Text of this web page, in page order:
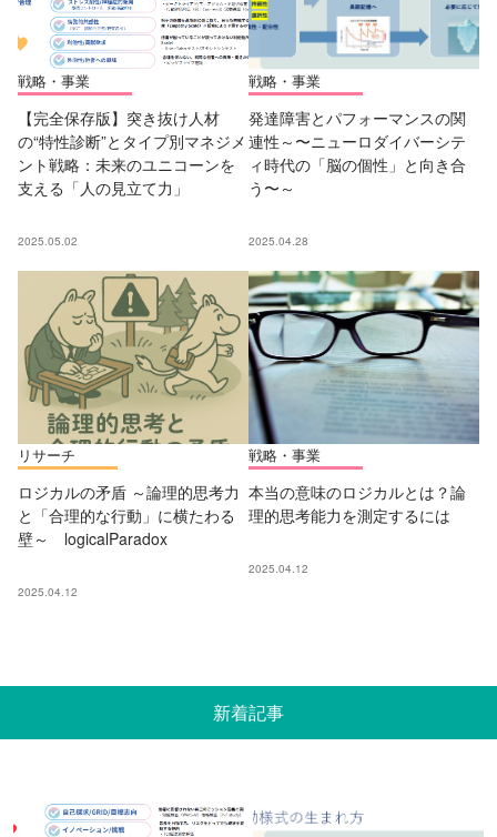
戦略・事業
【完全保存版】突き抜け人材
の“特性診断”とタイプ別マネジメ
ント戦略：未来のユニコーンを
支える「人の見立て力」
2025.05.02
戦略・事業
発達障害とパフォーマンスの関
連性～〜ニューロダイバーシテ
ィ時代の「脳の個性」と向き合
う〜～
2025.04.28
リサーチ
ロジカルの矛盾 ～論理的思考力
と「合理的な行動」に横たわる
壁～ logicalParadox
2025.04.12
戦略・事業
本当の意味のロジカルとは？論
理的思考能力を測定するには
2025.04.12
新着記事